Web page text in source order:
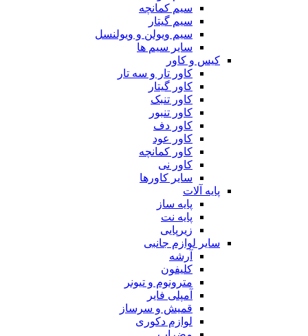
سیم کمانچه
سیم گیتار
سیم ویولن و ویولنسل
سایر سیم ها
کیس و کاور
کاور تار و سه تار
کاور گیتار
کاور تنبک
کاور تنبور
کاور دف
کاور عود
کاور کمانچه
کاور نی
سایر کاورها
پایه آلات
پایه ساز
پایه نت
زیرپایی
سایر لوازم جانبی
آرشه
کلیفون
مترونوم و تیونر
آمپلی فایر
قمیش و سرساز
لوازم دکوری